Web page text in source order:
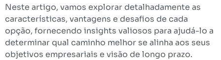
Neste artigo, vamos explorar detalhadamente as
características, vantagens e desafios de cada
opção, fornecendo insights valiosos para ajudá-lo a
determinar qual caminho melhor se alinha aos seus
objetivos empresariais e visão de longo prazo.